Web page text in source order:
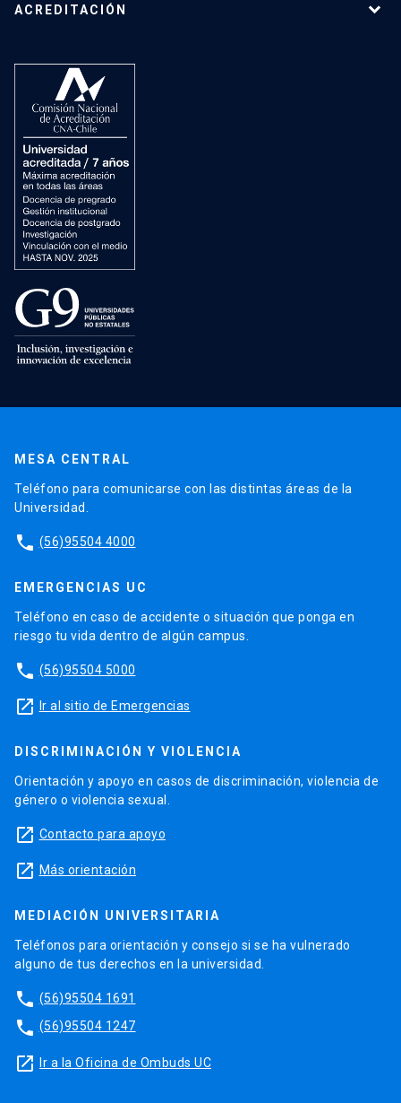
ACREDITACIÓN
MESA CENTRAL
Teléfono para comunicarse con las distintas áreas de la
Universidad.
phone (56)95504 4000
EMERGENCIAS UC
Teléfono en caso de accidente o situación que ponga en
riesgo tu vida dentro de algún campus.
phone (56)95504 5000
launch Ir al sitio de Emergencias
DISCRIMINACIÓN Y VIOLENCIA
Orientación y apoyo en casos de discriminación, violencia de
género o violencia sexual.
launch Contacto para apoyo
launch Más orientación
MEDIACIÓN UNIVERSITARIA
Teléfonos para orientación y consejo si se ha vulnerado
alguno de tus derechos en la universidad.
phone (56)95504 1691
phone (56)95504 1247
launch Ir a la Oficina de Ombuds UC